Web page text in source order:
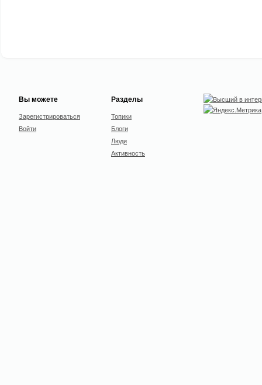
Вы можете
Зарегистрироваться
Войти
Разделы
Топики
Блоги
Люди
Активность